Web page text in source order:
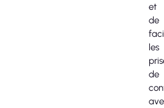
et
de
les
de